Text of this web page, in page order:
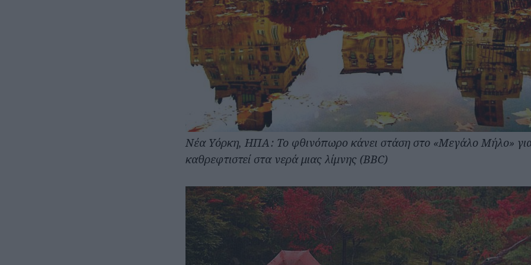
Νέα Υόρκη, ΗΠΑ: Το φθινόπωρο κάνει στάση στο «Μεγάλο Μήλο»
καθρεφτιστεί στα νερά μιας λίμνης (BBC)